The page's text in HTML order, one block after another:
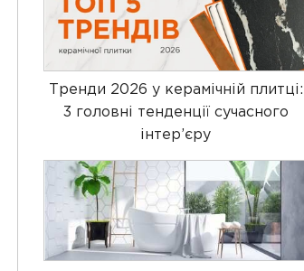
Тренди 2026 у керамічній плитці:
3 головні тенденції сучасного
інтер’єру